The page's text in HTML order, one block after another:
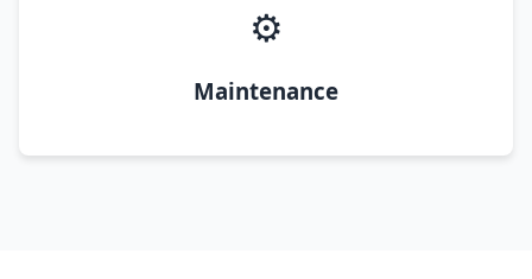
⚙️
Maintenance